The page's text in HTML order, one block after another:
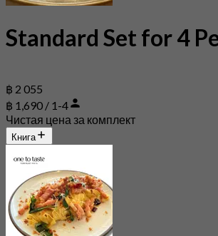
Standard Set for 4
฿ 2 055
฿ 1,690 / 1-4
Чистая цена за комплект
Книга